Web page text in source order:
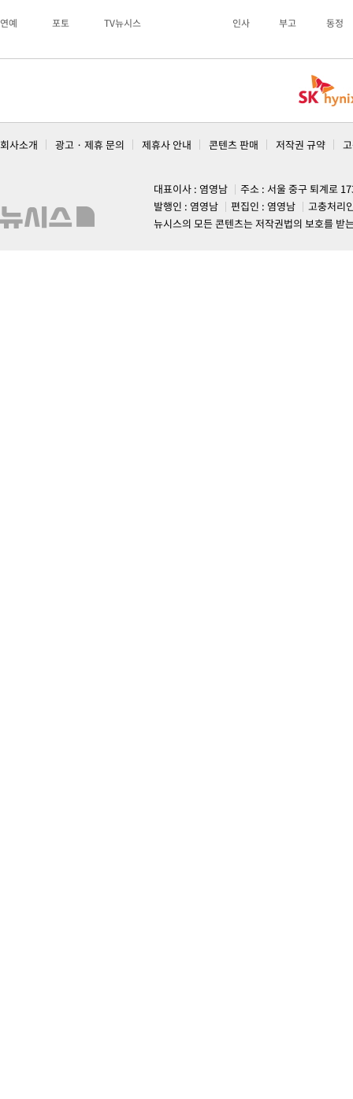
연예 포토 TV뉴시스 인사 부고 동정
회사소개 광고 · 제휴 문의 제휴사 안내 콘텐츠 판매 저작권 규약
대표이사 : 염영남
주소 : 서울 중구 퇴계로
발행인 : 염영남
편집인 : 염영남
고충처리
뉴시스의 모든 콘텐츠는 저작권법의 보호를